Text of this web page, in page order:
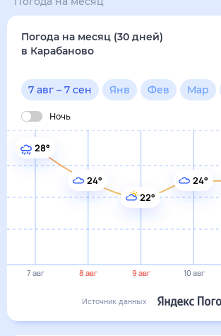
Погода на месяц (30 дней)
в Карабаново
7 авг – 7 сен Янв Фев Мар
Ночь
7 авг 8 авг 9 авг 10 авг
28°
24°
22°
24°
Источник данных